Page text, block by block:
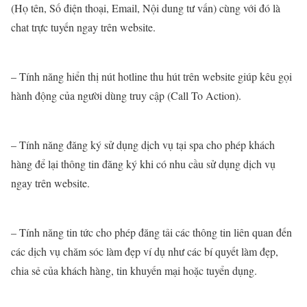
(Họ tên, Số điện thoại, Email, Nội dung tư vấn) cùng với đó là
chat trực tuyến ngay trên website.
– Tính năng hiển thị nút hotline thu hút trên website giúp kêu gọi
hành động của người dùng truy cập (Call To Action).
– Tính năng đăng ký sử dụng dịch vụ tại spa cho phép khách
hàng để lại thông tin đăng ký khi có nhu cầu sử dụng dịch vụ
ngay trên website.
– Tính năng tin tức cho phép đăng tải các thông tin liên quan đến
các dịch vụ chăm sóc làm đẹp ví dụ như các bí quyết làm đẹp,
chia sẻ của khách hàng, tin khuyến mại hoặc tuyển dụng.